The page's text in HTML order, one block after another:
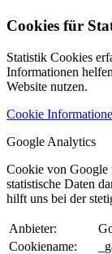
Cookies für
Statistik Cookies
Informationen
Website nutzen.
Cookie
Google Analytics
Cookie von Google
statistische Daten
hilft uns bei der
Anbieter:
Cookiename: